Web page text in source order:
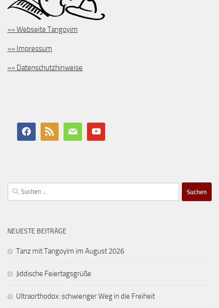
»» Webseite Tangoyim
»» Impressum
»» Datenschutzhinweise
Suchen
nach:
NEUESTE BEITRÄGE
Tanz mit Tangoyim im August 2026
Jiddische Feiertagsgrüße
Ultraorthodox: schwieriger Weg in die Freiheit